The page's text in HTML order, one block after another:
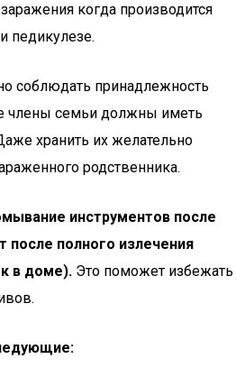
когда производится
педикулезе.
соблюдать принадлежность
члены семьи должны иметь
хранить их желательно
родственника.
инструментов после
после полного излечения
в доме). Это поможет избежать